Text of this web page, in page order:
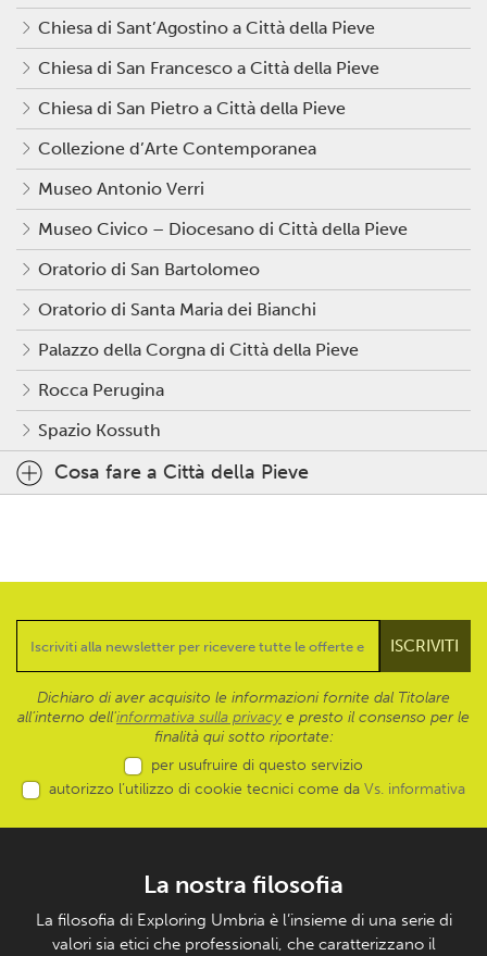
Chiesa di Sant’Agostino a Città della Pieve
Chiesa di San Francesco a Città della Pieve
Chiesa di San Pietro a Città della Pieve
Collezione d’Arte Contemporanea
Museo Antonio Verri
Museo Civico – Diocesano di Città della Pieve
Oratorio di San Bartolomeo
Oratorio di Santa Maria dei Bianchi
Palazzo della Corgna di Città della Pieve
Rocca Perugina
Spazio Kossuth
Cosa fare a Città della Pieve
Dichiaro di aver acquisito le informazioni fornite dal Titolare
all’interno dell'informativa sulla privacy e presto il consenso per le
finalità qui sotto riportate:
per usufruire di questo servizio
autorizzo l’utilizzo di cookie tecnici come da Vs. informativa
La nostra filosofia
La filosofia di Exploring Umbria è l’insieme di una serie di
valori sia etici che professionali, che caratterizzano il